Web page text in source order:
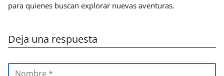
para quienes buscan explorar nuevas aventuras.
Deja una respuesta